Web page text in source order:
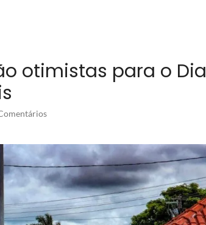
otimistas para o Dia